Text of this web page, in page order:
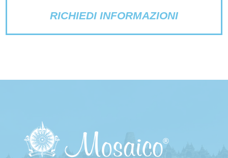
RICHIEDI INFORMAZIONI